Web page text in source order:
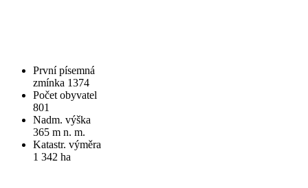
První písemná
zmínka 1374
Počet obyvatel
801
Nadm. výška
365 m n. m.
Katastr. výměra
1 342 ha